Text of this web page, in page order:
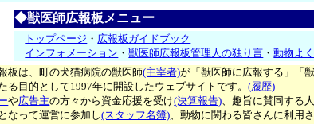
◆獣医師広報板メニュー
トップページ ・ 広報板ガイドブック
インフォメーション ・獣医師広報板管理人の独り言 ・動物よ
板は、町の犬猫病院の獣医師(主宰者)が「獣医師に広報する」「
る目的として1997年に開設したウェブサイトです。(履歴)
や広告主の方々から資金応援を受け(決算報告)、趣旨に賛同する
なって運営に参加し(スタッフ名簿)、動物に関わる皆さんに利用